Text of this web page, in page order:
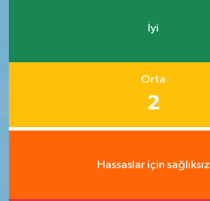
İyi
Orta
2
Hassaslar için sağlıksız